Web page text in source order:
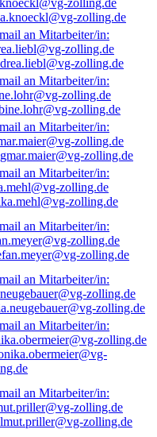
zolling.de
zolling.de
zolling.de
zolling.de
zolling.de
zolling.de
zolling.de
zolling.de